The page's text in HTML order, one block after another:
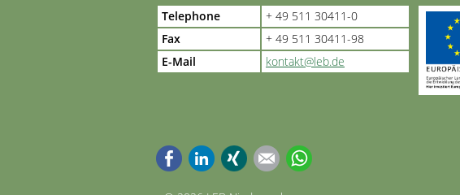
Telephone
+ 49 511 30411-0
Fax
+ 49 511 30411-98
E-Mail
kontakt@leb.de
FacebookLinkedInXing E-mail